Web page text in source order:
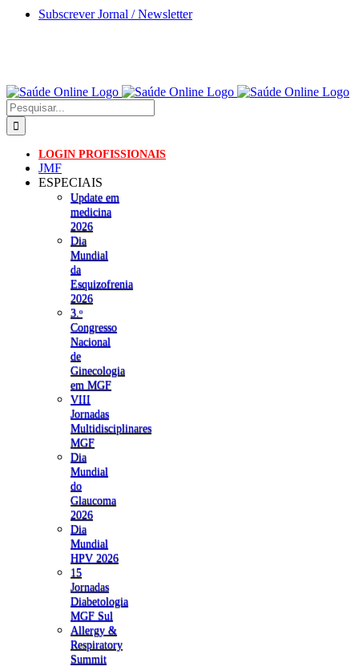
Skip
Subscrever Jornal / Newsletter
Pesquisar
LOGIN PROFISSIONAIS
JMF
ESPECIAIS
Update em
medicina
2026
Dia
Mundial
da
Esquizofrenia
2026
3.ᵒ
Congresso
Nacional
de
Ginecologia
em MGF
VIII
Jornadas
Multidisciplinares
MGF
Dia
Mundial
do
Glaucoma
2026
Dia
Mundial
HPV 2026
15
Jornadas
Diabetologia
MGF Sul
Allergy &
Respiratory
Summit